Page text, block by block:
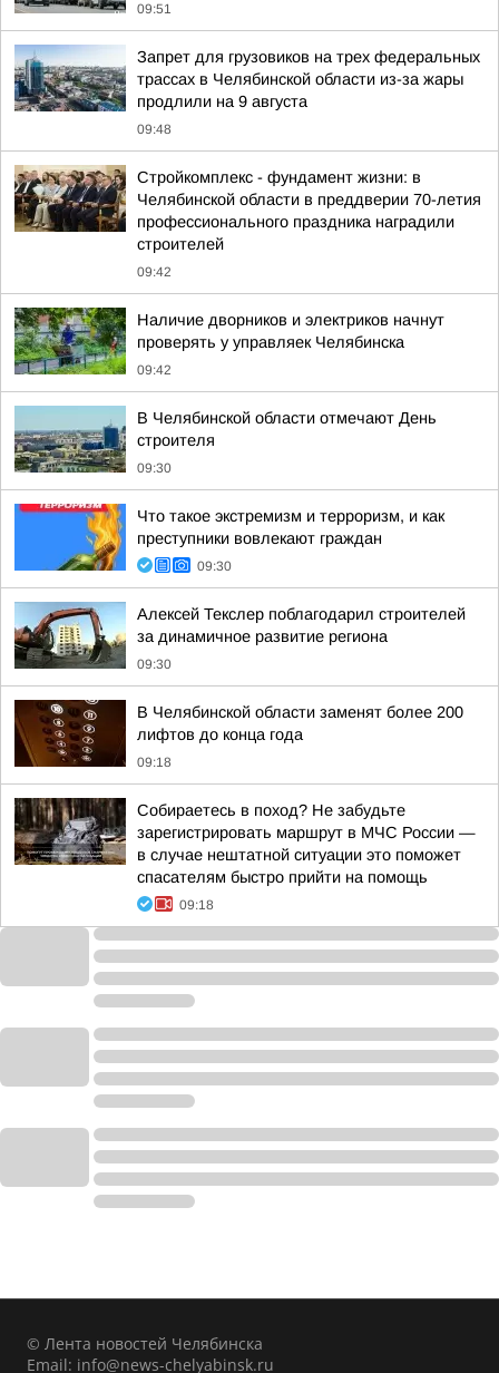
09:51
Запрет для грузовиков на трех федеральных
трассах в Челябинской области из-за жары
продлили на 9 августа
09:48
Стройкомплекс - фундамент жизни: в
Челябинской области в преддверии 70-летия
профессионального праздника наградили
строителей
09:42
Наличие дворников и электриков начнут
проверять у управляек Челябинска
09:42
В Челябинской области отмечают День
строителя
09:30
Что такое экстремизм и терроризм, и как
преступники вовлекают граждан
09:30
Алексей Текслер поблагодарил строителей
за динамичное развитие региона
09:30
В Челябинской области заменят более 200
лифтов до конца года
09:18
Собираетесь в поход? Не забудьте
зарегистрировать маршрут в МЧС России —
в случае нештатной ситуации это поможет
спасателям быстро прийти на помощь
09:18
© Лента новостей Челябинска
Email: info@news-chelyabinsk.ru